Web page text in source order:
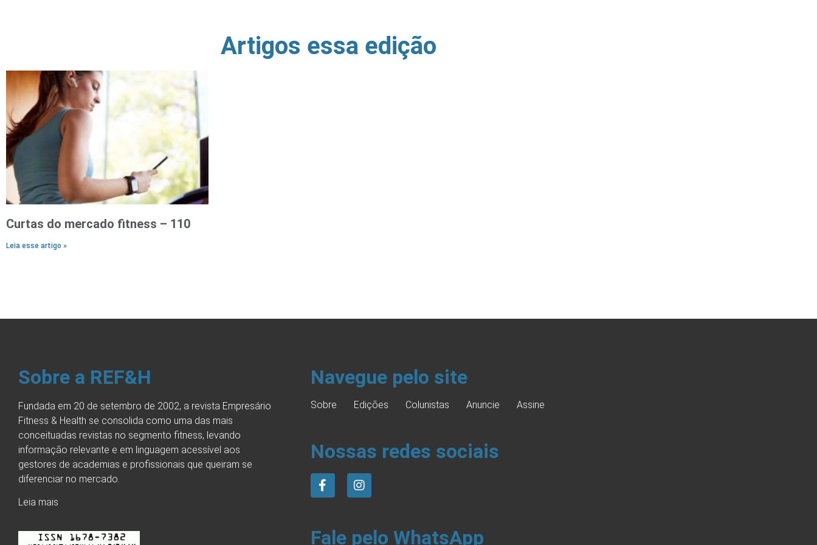
Artigos essa edição
Curtas do mercado fitness – 110
Leia esse artigo »
Sobre a REF&H
Fundada em 20 de setembro de 2002, a revista Empresário
Fitness & Health se consolida como uma das mais
conceituadas revistas no segmento fitness, levando
informação relevante e em linguagem acessível aos
gestores de academias e profissionais que queiram se
diferenciar no mercado.
Leia mais
Navegue pelo site
Sobre Edições Colunistas Anuncie Assine
Nossas redes sociais
Fale pelo WhatsApp